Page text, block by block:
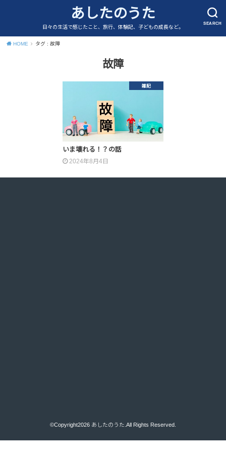
SEARCH
あしたのうた
日々の生活で感じたこと、旅行、体験記、子どもの成長など。
HOME タグ : 故障
故障
雑記
いま壊れる！？の話
2024年8月4日
©Copyright2026 あしたのうた .All Rights Reserved.